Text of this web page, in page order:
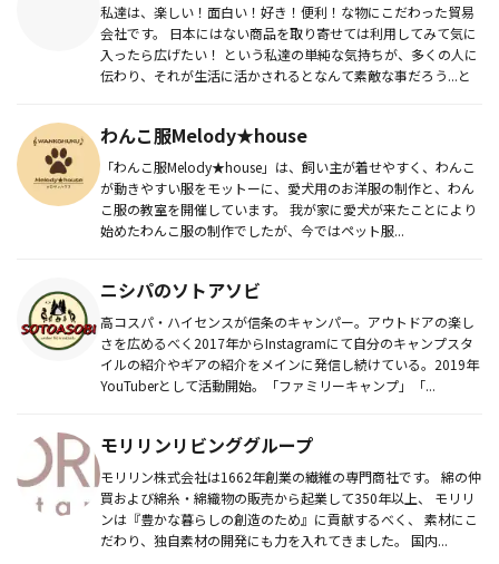
私達は、楽しい！面白い！好き！便利！な物にこだわった貿易
会社です。 日本にはない商品を取り寄せては利用してみて気に
入ったら広げたい！ という私達の単純な気持ちが、多くの人に
伝わり、それが生活に活かされるとなんて素敵な事だろう...と
わんこ服Melody★house
「わんこ服Melody★house」は、飼い主が着せやすく、わんこ
が動きやすい服をモットーに、愛犬用のお洋服の制作と、わん
こ服の教室を開催しています。 我が家に愛犬が来たことにより
始めたわんこ服の制作でしたが、今ではペット服...
ニシパのソトアソビ
高コスパ・ハイセンスが信条のキャンパー。アウトドアの楽し
さを広めるべく2017年からInstagramにて自分のキャンプスタ
イルの紹介やギアの紹介をメインに発信し続けている。2019年
YouTuberとして活動開始。「ファミリーキャンプ」「...
モリリンリビンググループ
モリリン株式会社は1662年創業の繊維の専門商社です。 綿の仲
買および綿糸・綿織物の販売から起業して350年以上、 モリリ
ンは『豊かな暮らしの創造のため』に貢献するべく、 素材にこ
だわり、独自素材の開発にも力を入れてきました。 国内...